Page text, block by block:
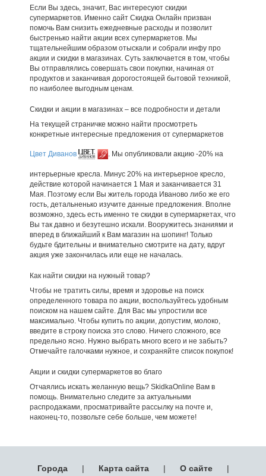
Если Вы здесь, значит, Вас интересуют скидки
супермаркетов. Именно сайт Скидка Онлайн призван
помочь Вам снизить ежедневные расходы и позволит
быстренько найти акции всех супермаркетов. Мы
тщательнейшим образом отыскали и собрали инфу про
акции и скидки в магазинах. Суть заключается в том, чтобы
Вы отправлялись совершать свои покупки, начиная от
продуктов и заканчивая дорогостоящей бытовой техникой,
по наиболее выгодным ценам.
Скидки и акции в магазинах – все подробности и детали
На текущей страничке можно найти просмотреть
конкретные интересные предложения от супермаркетов
Цвет Диванов . Мы опубликовали акцию -20% на
интерьерные кресла. Минус 20% на интерьерное кресло,
действие которой начинается 1 Мая и заканчивается 31
Мая. Поэтому если Вы житель города Иваново либо же его
гость, детальненько изучите данные предложения. Вполне
возможно, здесь есть именно те скидки в супермаркетах, что
Вы так давно и безутешно искали. Вооружитесь знаниями и
вперед в ближайший к Вам магазин на шопинг! Только
будьте бдительны и внимательно смотрите на дату, вдруг
акция уже закончилась или еще не началась.
Как найти скидки на нужный товар?
Чтобы не тратить силы, время и здоровье на поиск
определенного товара по акции, воспользуйтесь удобным
поиском на нашем сайте. Для Вас мы упростили все
максимально. Чтобы купить по акции, допустим, молоко,
введите в строку поиска это слово. Ничего сложного, все
предельно ясно. Нужно выбрать много всего и не забыть?
Отмечайте галочками нужное, и сохраняйте список покупок!
Акции и скидки супермаркетов во благо
Отчаялись искать желанную вещь? SkidkaOnline Вам в
помощь. Внимательно следите за актуальными
распродажами, просматривайте рассылку на почте и,
наконец-то, позвольте себе больше, чем можете!
Города | Карта сайта | О сайте |